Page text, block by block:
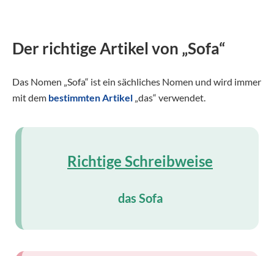
Der richtige Artikel von „Sofa“
Das Nomen „Sofa“ ist ein sächliches Nomen und wird immer
mit dem bestimmten Artikel „das“ verwendet.
Richtige Schreibweise
das Sofa